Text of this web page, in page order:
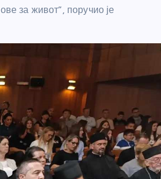
за живот”, поручио је